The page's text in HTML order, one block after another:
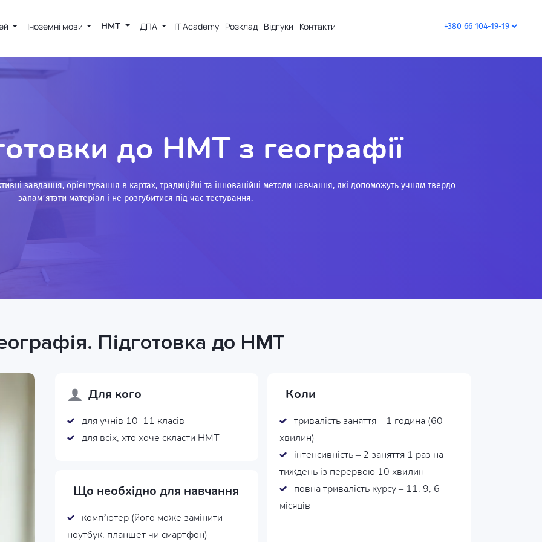
Іноземні мови НМТ ДПА IT Academy Розклад Відгуки Контакти
до НМТ з географії
завдання, орієнтування в картах, традиційні та інноваційні методи навчання, які допоможуть учням твердо
запам’ятати матеріал і не розгубитися під час тестування.
Підготовка до НМТ
Для кого
для учнів 10–11 класів
для всіх, хто хоче скласти НМТ
Що необхідно для навчання
комп’ютер (його може замінити
ноутбук, планшет чи смартфон)
Коли
тривалість заняття – 1 година (60
хвилин)
інтенсивність – 2 заняття 1 раз на
тиждень із перервою 10 хвилин
повна тривалість курсу – 11, 9, 6
місяців